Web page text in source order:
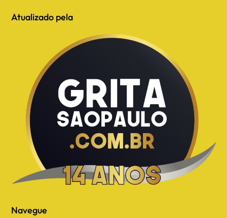
Atualizado pela
Navegue